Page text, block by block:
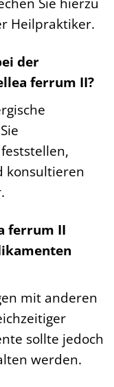
Heilpraktiker.
der
ferrum II?
konsultieren
ferrum II
mit anderen
sollte jedoch
werden.